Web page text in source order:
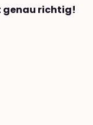
genau richtig!